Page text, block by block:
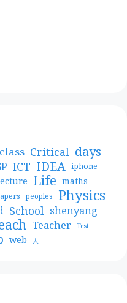
class Critical days
ICT IDEA iphone
Life maths
peoples Physics
School shenyang
Teacher Test
web 人